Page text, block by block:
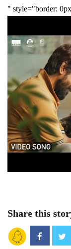
Share this